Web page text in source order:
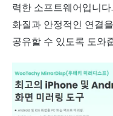
력한 소프트웨어입니
화질과 안정적인 연결
공유할 수 있도록 도와